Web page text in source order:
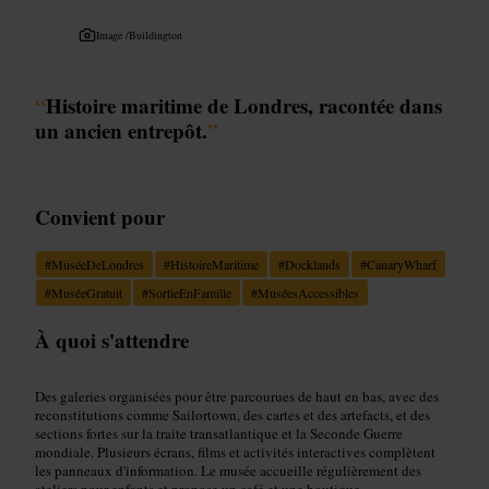
Image /Buildington
“Histoire maritime de Londres, racontée dans
un ancien entrepôt.”
Convient pour
#MuséeDeLondres #HistoireMaritime #Docklands #CanaryWharf
#MuséeGratuit #SortieEnFamille #MuséesAccessibles
À quoi s'attendre
Des galeries organisées pour être parcourues de haut en bas, avec des
reconstitutions comme Sailortown, des cartes et des artefacts, et des
sections fortes sur la traite transatlantique et la Seconde Guerre
mondiale. Plusieurs écrans, films et activités interactives complètent
les panneaux d'information. Le musée accueille régulièrement des